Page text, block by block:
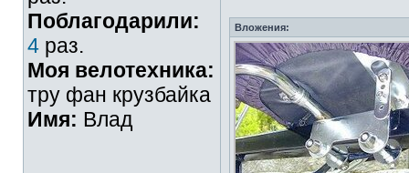
Поблагодарили:
4 раз.
Моя велотехника:
тру фан крузбайка
Имя: Влад
Вложения: